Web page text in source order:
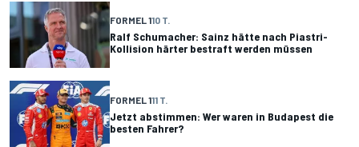
FORMEL 110 T.
Ralf Schumacher: Sainz hätte nach Piastri-
Kollision härter bestraft werden müssen
FORMEL 111 T.
Jetzt abstimmen: Wer waren in Budapest die
besten Fahrer?